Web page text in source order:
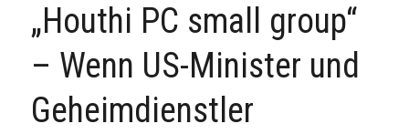
„Houthi PC small group“
– Wenn US-Minister und
Geheimdienstler